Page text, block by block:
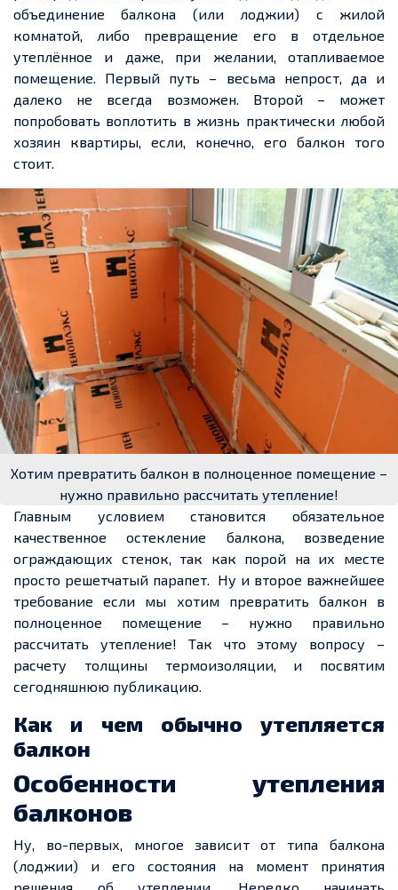
объединение балкона (или лоджии) с жилой
комнатой, либо превращение его в отдельное
утеплённое и даже, при желании, отапливаемое
помещение. Первый путь – весьма непрост, да и
далеко не всегда возможен. Второй – может
попробовать воплотить в жизнь практически любой
хозяин квартиры, если, конечно, его балкон того
стоит.
Хотим превратить балкон в полноценное помещение –
нужно правильно рассчитать утепление!
Главным условием становится обязательное
качественное остекление балкона, возведение
ограждающих стенок, так как порой на их месте
просто решетчатый парапет. Ну и второе важнейшее
требование если мы хотим превратить балкон в
полноценное помещение – нужно правильно
рассчитать утепление! Так что этому вопросу –
расчету толщины термоизоляции, и посвятим
сегодняшнюю публикацию.
Как и чем обычно утепляется
балкон
Особенности утепления
балконов
Ну, во-первых, многое зависит от типа балкона
(лоджии) и его состояния на момент принятия